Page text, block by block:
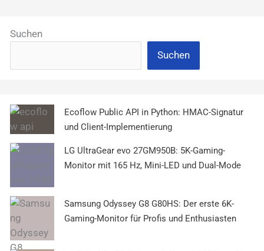
Suchen
Suchen
Ecoflow Public API in Python: HMAC-Signatur
und Client-Implementierung
LG UltraGear evo 27GM950B: 5K-Gaming-
Monitor mit 165 Hz, Mini-LED und Dual-Mode
Samsung Odyssey G8 G80HS: Der erste 6K-
Gaming-Monitor für Profis und Enthusiasten